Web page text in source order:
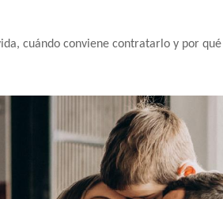
cuándo conviene contratarlo y por